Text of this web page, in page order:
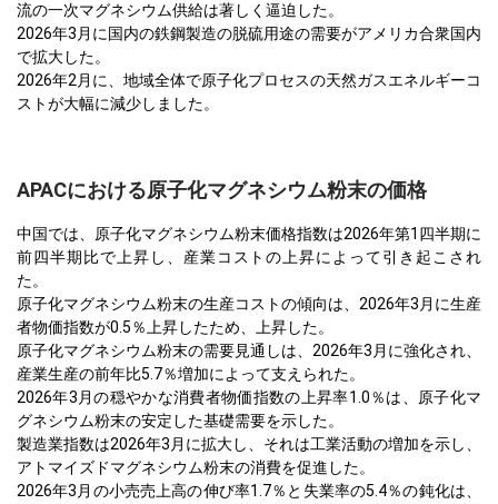
流の一次マグネシウム供給は著しく逼迫した。
2026年3月に国内の鉄鋼製造の脱硫用途の需要がアメリカ合衆国内
で拡大した。
2026年2月に、地域全体で原子化プロセスの天然ガスエネルギーコ
ストが大幅に減少しました。
APACにおける原子化マグネシウム粉末の価格
中国では、原子化マグネシウム粉末価格指数は2026年第1四半期に
前四半期比で上昇し、産業コストの上昇によって引き起こされ
た。
原子化マグネシウム粉末の生産コストの傾向は、2026年3月に生産
者物価指数が0.5％上昇したため、上昇した。
原子化マグネシウム粉末の需要見通しは、2026年3月に強化され、
産業生産の前年比5.7％増加によって支えられた。
2026年3月の穏やかな消費者物価指数の上昇率1.0％は、原子化マ
グネシウム粉末の安定した基礎需要を示した。
製造業指数は2026年3月に拡大し、それは工業活動の増加を示し、
アトマイズドマグネシウム粉末の消費を促進した。
2026年3月の小売売上高の伸び率1.7％と失業率の5.4％の鈍化は、